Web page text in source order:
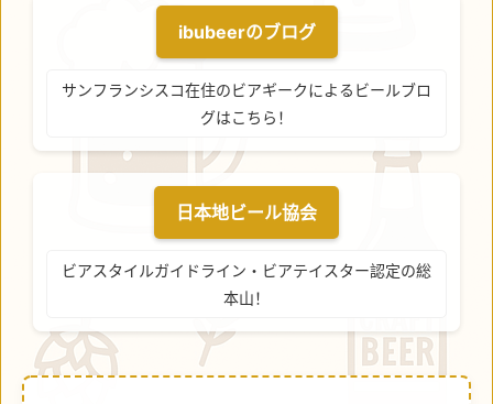
ibubeerのブログ
サンフランシスコ在住のビアギークによるビールブロ
グはこちら！
日本地ビール協会
ビアスタイルガイドライン・ビアテイスター認定の総
本山！